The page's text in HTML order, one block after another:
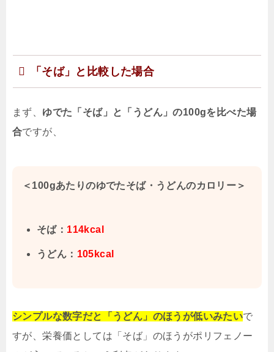
「そば」と比較した場合
まず、 ゆでた「そば」と「うどん」の100gを比べた場
合ですが、
＜100gあたりのゆでたそば・うどんのカロリー＞
そば： 114kcal
うどん： 105kcal
シンプルな数字だと「うどん」のほうが低いみたいで
すが、栄養価としては「そば」のほうがポリフェノー